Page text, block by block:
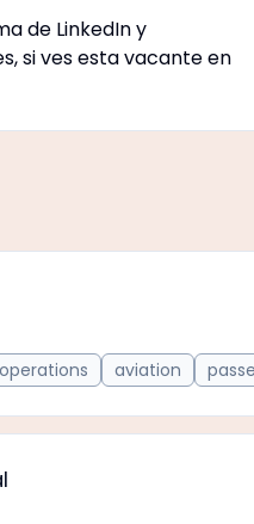
de LinkedIn y
si ves esta vacante en
aviation